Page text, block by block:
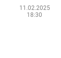
11.02.2025
18:30